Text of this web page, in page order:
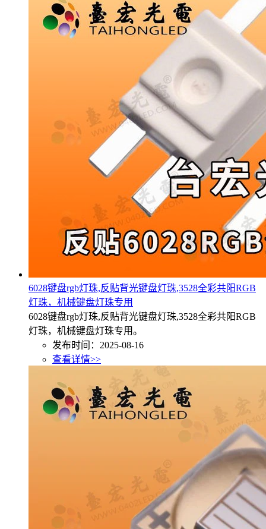
6028键盘rgb灯珠,反贴背光键盘灯珠,3528全彩共阳RGB
灯珠，机械键盘灯珠专用
6028键盘rgb灯珠,反贴背光键盘灯珠,3528全彩共阳RGB
灯珠，机械键盘灯珠专用。
发布时间：2025-08-16
查看详情>>